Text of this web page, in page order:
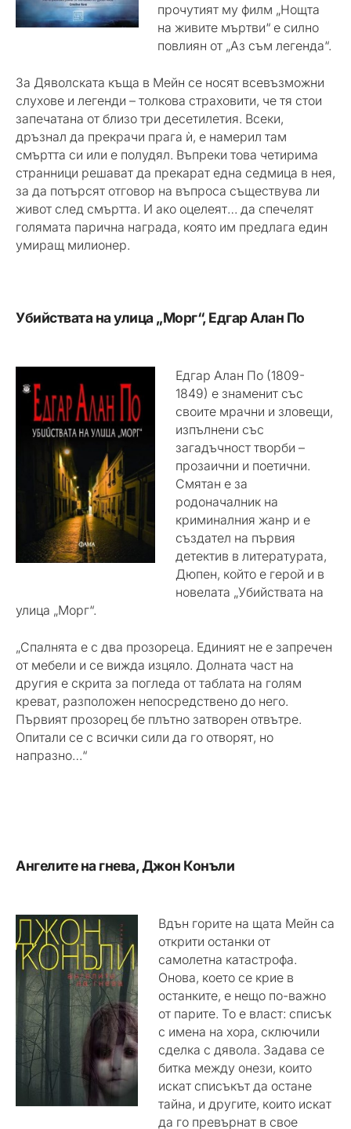
прочутият му филм „Нощта
на живите мъртви“ е силно
повлиян от „Аз съм легенда“.
За Дяволската къща в Мейн се носят всевъзможни
слухове и легенди – толкова страховити, че тя стои
запечатана от близо три десетилетия. Всеки,
дръзнал да прекрачи прага ѝ, е намерил там
смъртта си или е полудял. Въпреки това четирима
странници решават да прекарат една седмица в нея,
за да потърсят отговор на въпроса съществува ли
живот след смъртта. И ако оцелеят… да спечелят
голямата парична награда, която им предлага един
умиращ милионер.
Убийствата на улица „Морг“, Едгар Алан По
Едгар Алан По (1809-
1849) е знаменит със
своите мрачни и зловещи,
изпълнени със
загадъчност творби –
прозаични и поетични.
Смятан е за
родоначалник на
криминалния жанр и е
създател на първия
детектив в литературата,
Дюпен, който е герой и в
новелата „Убийствата на
улица „Морг“.
„Спалнята е с два прозореца. Единият не е запречен
от мебели и се вижда изцяло. Долната част на
другия е скрита за погледа от таблата на голям
креват, разположен непосредствено до него.
Първият прозорец бе плътно затворен отвътре.
Опитали се с всички сили да го отворят, но
напразно…“
Ангелите на гнева, Джон Конъли
Вдън горите на щата Мейн са
открити останки от
самолетна катастрофа.
Онова, което се крие в
останките, е нещо по-важно
от парите. То е власт: списък
с имена на хора, сключили
сделка с дявола. Задава се
битка между онези, които
искат списъкът да остане
тайна, и другите, които искат
да го превърнат в свое